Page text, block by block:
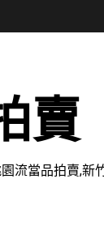
賣
流當品拍賣,